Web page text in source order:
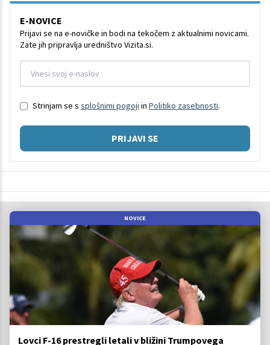
E-NOVICE
Prijavi se na e-novičke in bodi na tekočem z aktualnimi novicami.
Zate jih pripravlja uredništvo Vizita.si.
Strinjam se s splošnimi pogoji in Politiko zasebnosti.
PRIJAVI SE
NOVICE
Lovci F-16 prestregli letali v bližini Trumpovega